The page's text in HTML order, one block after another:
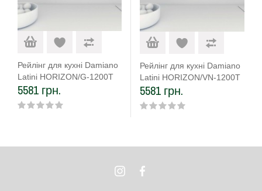
Рейлінг для кухні Damiano
Latini HORIZON/G-1200T
5581 грн.
Рейлінг для кухні Damiano
Latini HORIZON/VN-1200T
5581 грн.